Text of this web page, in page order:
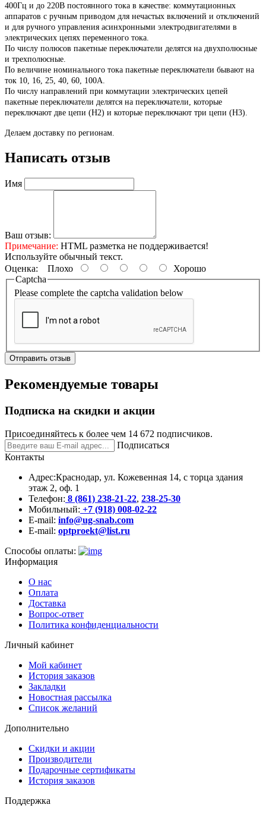
400Гц и до 220В постоянного тока в качестве: коммутационных
аппаратов с ручным приводом для нечастых включений и отключений
и для ручного управления асинхронными электродвигателями в
электрических цепях переменного тока.
По числу полюсов пакетные переключатели делятся на двухполюсные
и трехполюсные.
По величине номинального тока пакетные переключатели бывают на
ток 10, 16, 25, 40, 60, 100А.
По числу направлений при коммутации электрических цепей
пакетные переключатели делятся на переключатели, которые
переключают две цепи (Н2) и которые переключают три цепи (Н3).
Делаем доставку по регионам.
Написать отзыв
Имя
Ваш отзыв:
Примечание: HTML разметка не поддерживается!
Используйте обычный текст.
Оценка: Плохо
Хорошо
Captcha
Please complete the captcha validation below
Отправить отзыв
Рекомендуемые товары
Подписка на скидки и акции
Присоединяйтесь к более чем 14 672 подписчиков.
Подписаться
Контакты
Адрес:Краснодар, ул. Кожевенная 14, с торца здания
этаж 2, оф. 1
Телефон: 8 (861) 238-21-22, 238-25-30
Мобильный: +7 (918) 008-02-22
E-mail: info@ug-snab.com
E-mail: optproekt@list.ru
Способы оплаты:
Информация
О нас
Оплата
Доставка
Вопрос-ответ
Политика конфиденциальности
Личный кабинет
Мой кабинет
История заказов
Закладки
Новостная рассылка
Список желаний
Дополнительно
Скидки и акции
Производители
Подарочные сертификаты
История заказов
Поддержка